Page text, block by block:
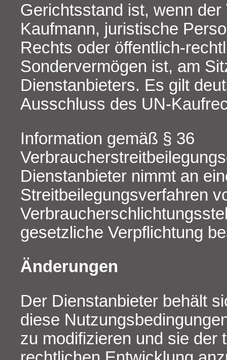
Gerichtsstand ist, wenn der
Kaufmann, juristische
Rechts oder öffentlich-
Sondervermögen ist, am
Dienstanbieters. Es gilt
Ausschluss des UN-
Information gemäß § 36
Dienstanbieter nimmt an
Streitbeilegungsverfahren
gesetzliche Verpflichtung
Änderungen
Der Dienstanbieter behält
diese
zu modifizieren und sie der